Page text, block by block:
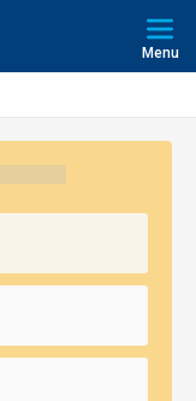
Menu